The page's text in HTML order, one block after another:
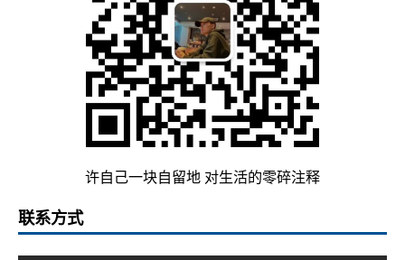
许自己一块自留地 对生活的零碎注释
联系方式